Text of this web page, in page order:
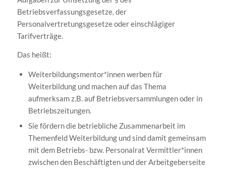
Betriebsverfassungsgesetze, der
Personalvertretungsgesetze oder einschlägiger
Tarifverträge.
Das heißt:
Weiterbildungsmentor*innen werben für
Weiterbildung und machen auf das Thema
aufmerksam z.B. auf Betriebsversammlungen oder in
Betriebszeitungen.
Sie fördern die betriebliche Zusammenarbeit im
Themenfeld Weiterbildung und sind damit gemeinsam
mit dem Betriebs- bzw. Personalrat Vermittler*innen
zwischen den Beschäftigten und der Arbeitgeberseite